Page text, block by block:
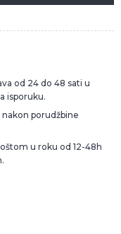
od 24 do 48 sati u
isporuku.
porudžbine
u roku od 12-48h